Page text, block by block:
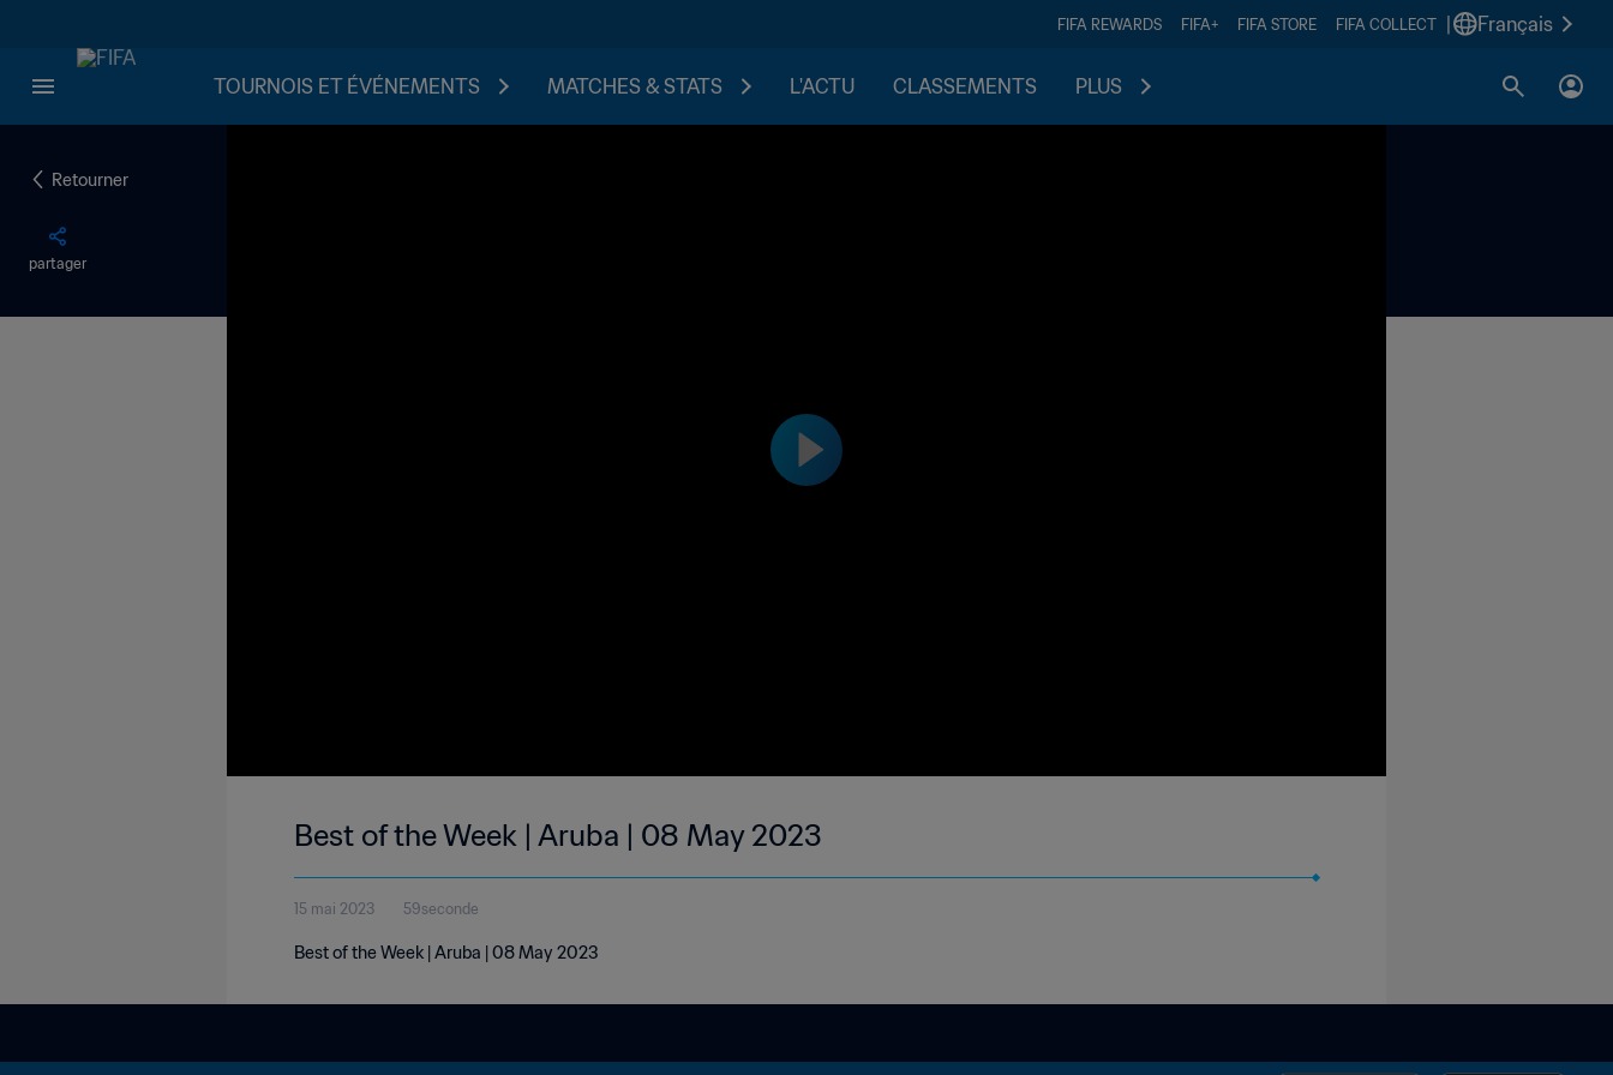
FIFA REWARDS FIFA+ FIFA STORE FIFA COLLECT Français
TOURNOIS ET ÉVÉNEMENTS MATCHES & STATS L'ACTU CLASSEMENTS PLUS
Retourner
partager
Best of the Week | Aruba | 08 May 2023
15 mai 2023 59seconde
Best of the Week | Aruba | 08 May 2023